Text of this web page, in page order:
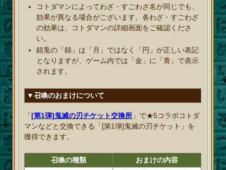
コトダマンによってわざ・すごわざ名が同じでも、
効果が異なる場合がございます。各わざ・すごわざ
の効果は、コトダマンの詳細画面をご確認くださ
い。
錆兎の「錆」は「月」ではなく「円」が正しい表記
となりますが、ゲーム内では「金」に「青」で表示
されます。
▼召喚のおまけについて
「[第1弾]鬼滅の刃チケット交換所 」で★5コラボコトダ
マンなどと交換できる「[第1弾]鬼滅の刃チケット」を
獲得できます。
召喚の種類 おまけの内容